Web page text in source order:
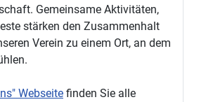
Gemeinsame Aktivitäten,
stärken den Zusammenhalt
Verein zu einem Ort, an dem
Webseite finden Sie alle